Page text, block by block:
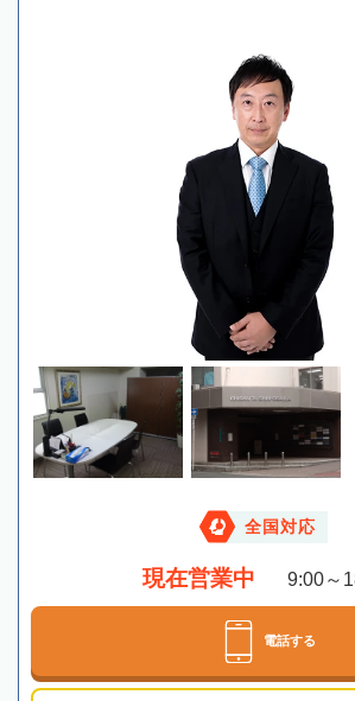
全国対応
現在営業中 9:00～
電話する